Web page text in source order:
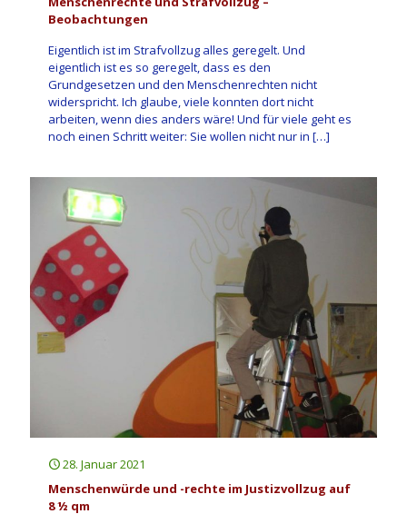
Beobachtungen
Eigentlich ist im Strafvollzug alles geregelt. Und
eigentlich ist es so geregelt, dass es den
Grundgesetzen und den Menschenrechten nicht
widerspricht. Ich glaube, viele konnten dort nicht
arbeiten, wenn dies anders wäre! Und für viele geht es
noch einen Schritt weiter: Sie wollen nicht nur in […]
28. Januar 2021
Menschenwürde und -rechte im Justizvollzug auf
8 ½ qm